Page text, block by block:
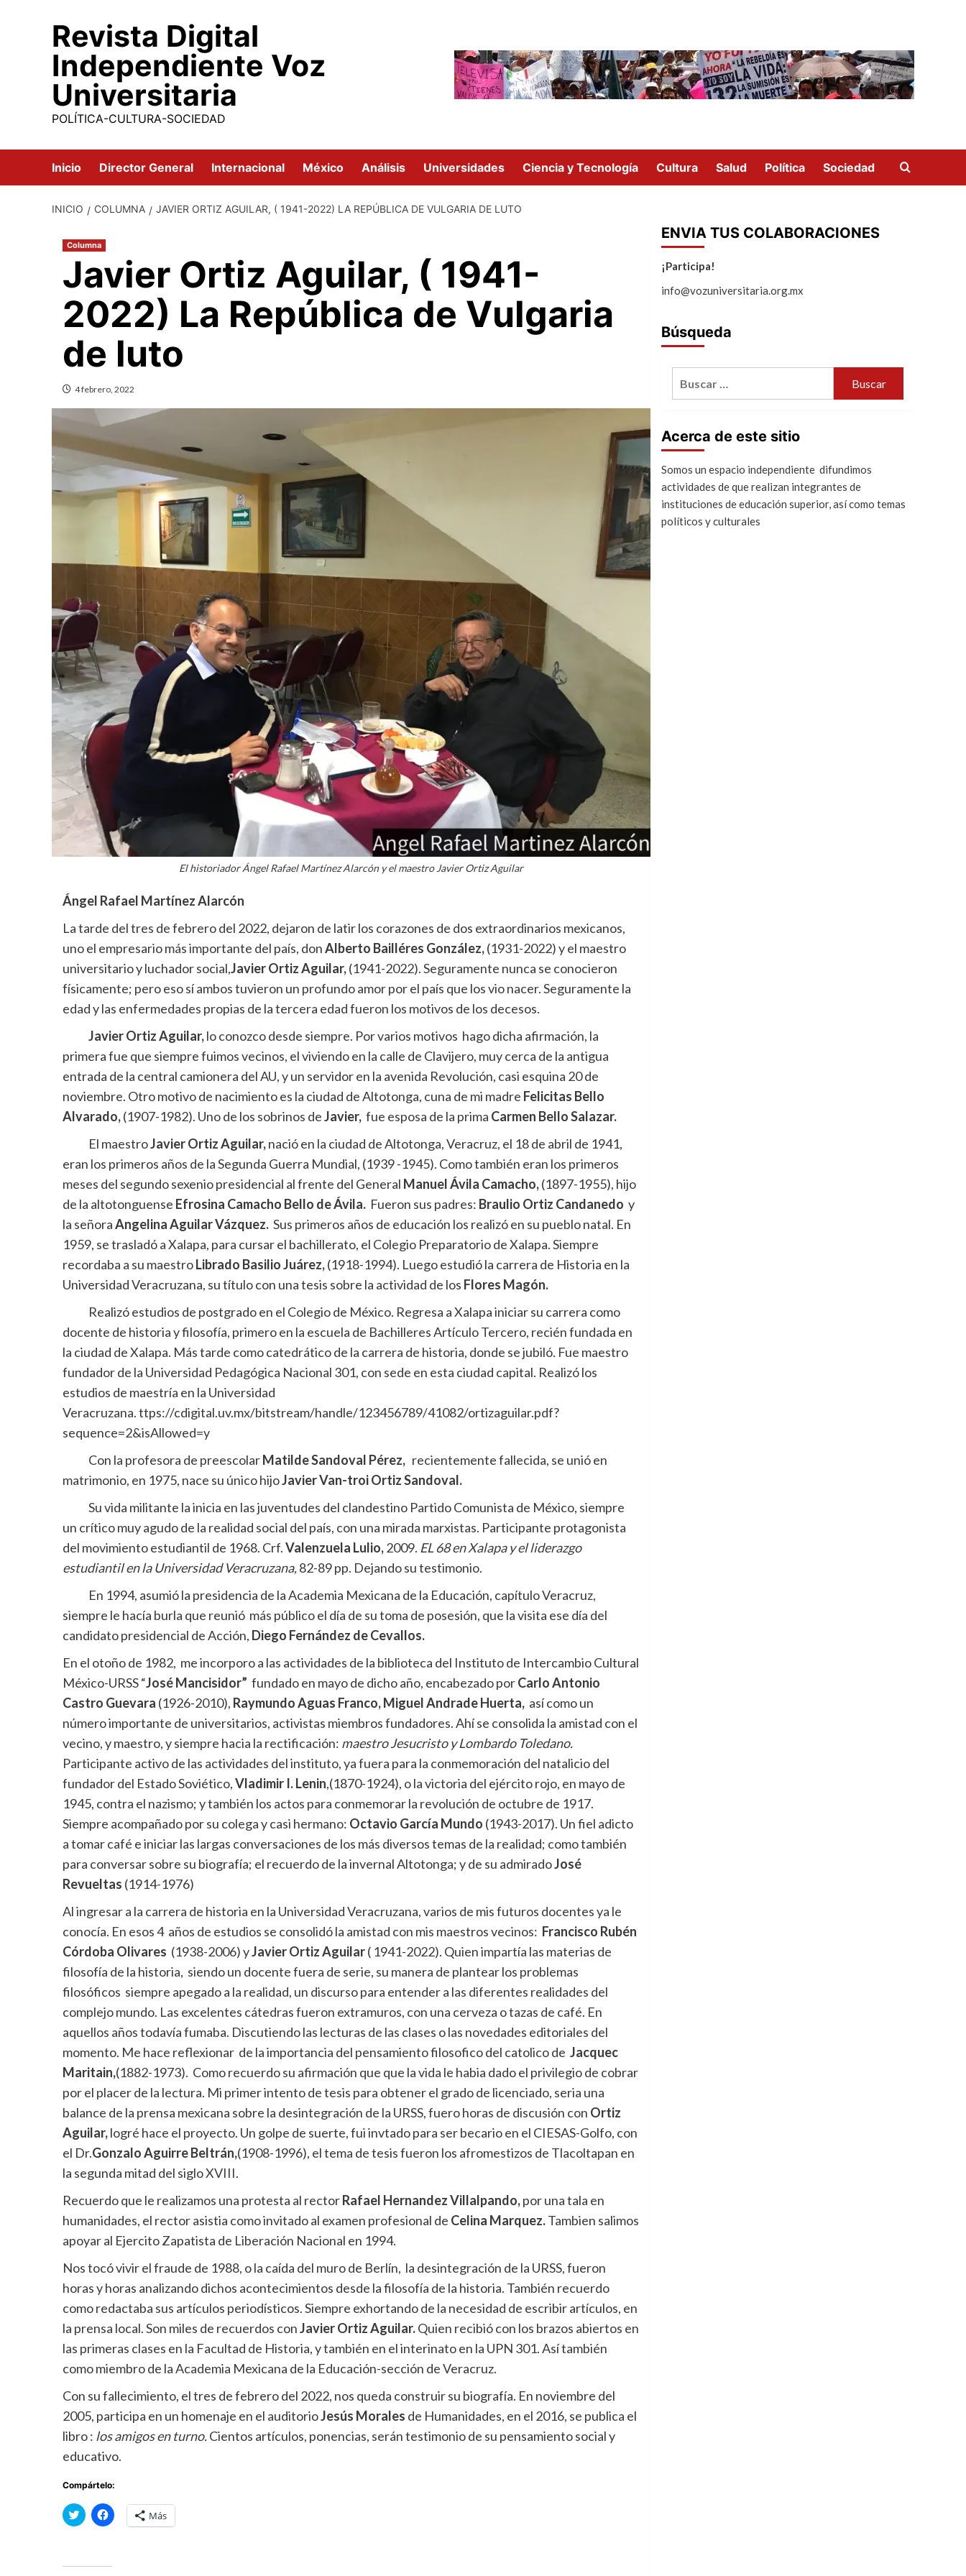
Revista Digital
Independiente Voz
Universitaria
POLÍTICA-CULTURA-SOCIEDAD
Inicio Director General Internacional México Análisis Universidades Ciencia y Tecnología Cultura Salud Política Sociedad
INICIO COLUMNA JAVIER ORTIZ AGUILAR, ( 1941-2022) LA REPÚBLICA DE VULGARIA DE LUTO
Columna
Javier Ortiz Aguilar, ( 1941-
2022) La República de Vulgaria
de luto
4 febrero, 2022
El historiador Ángel Rafael Martínez Alarcón y el maestro Javier Ortiz Aguilar
Ángel Rafael Martínez Alarcón
La tarde del tres de febrero del 2022, dejaron de latir los corazones de dos extraordinarios mexicanos,
uno el empresario más importante del país, donAlberto Bailléres González,(1931-2022) y el maestro
universitario y luchador social,Javier Ortiz Aguilar,(1941-2022). Seguramente nunca se conocieron
físicamente; pero eso sí ambos tuvieron un profundo amor por el país que los vio nacer. Seguramente la
edad y las enfermedades propias de la tercera edad fueron los motivos de los decesos.
Javier Ortiz Aguilar,lo conozco desde siempre. Por varios motivos hago dicha afirmación, la
primera fue que siempre fuimos vecinos, el viviendo en la calle de Clavijero, muy cerca de la antigua
entrada de la central camionera del AU, y un servidor en la avenida Revolución, casi esquina 20 de
noviembre. Otro motivo de nacimiento es la ciudad de Altotonga, cuna de mi madre Felicitas Bello
Alvarado,(1907-1982). Uno de los sobrinos deJavier, fue esposa de la prima Carmen Bello Salazar.
El maestroJavier Ortiz Aguilar,nació en la ciudad de Altotonga, Veracruz, el 18 de abril de 1941,
eran los primeros años de la Segunda Guerra Mundial, (1939 -1945). Como también eran los primeros
meses del segundo sexenio presidencial al frente del General Manuel Ávila Camacho,(1897-1955), hijo
de la altotonguense Efrosina Camacho Bello de Ávila. Fueron sus padres: Braulio Ortiz Candanedo y
la señoraAngelina Aguilar Vázquez. Sus primeros años de educación los realizó en su pueblo natal. En
1959, se trasladó a Xalapa, para cursar el bachillerato, el Colegio Preparatorio de Xalapa. Siempre
recordaba a su maestroLibrado Basilio Juárez,(1918-1994). Luego estudió la carrera de Historia en la
Universidad Veracruzana, su título con una tesis sobre la actividad de los Flores Magón.
Realizó estudios de postgrado en el Colegio de México. Regresa a Xalapa iniciar su carrera como
docente de historia y filosofía, primero en la escuela de Bachilleres Artículo Tercero, recién fundada en
la ciudad de Xalapa. Más tarde como catedrático de la carrera de historia, donde se jubiló. Fue maestro
fundador de la Universidad Pedagógica Nacional 301, con sede en esta ciudad capital. Realizó los
estudios de maestría en la Universidad
Veracruzana. ttps://cdigital.uv.mx/bitstream/handle/123456789/41082/ortizaguilar.pdf?
sequence=2&isAllowed=y
Con la profesora de preescolarMatilde Sandoval Pérez, recientemente fallecida, se unió en
matrimonio, en 1975, nace su único hijoJavier Van-troi Ortiz Sandoval.
Su vida militante la inicia en las juventudes del clandestino Partido Comunista de México, siempre
un crítico muy agudo de la realidad social del país, con una mirada marxistas. Participante protagonista
del movimiento estudiantil de 1968. Crf.Valenzuela Lulio,2009. EL 68 en Xalapa y el liderazgo
estudiantil en la Universidad Veracruzana,82-89 pp. Dejando su testimonio.
En 1994, asumió la presidencia de la Academia Mexicana de la Educación, capítulo Veracruz,
siempre le hacía burla que reunió más público el día de su toma de posesión, que la visita ese día del
candidato presidencial de Acción, Diego Fernández de Cevallos.
En el otoño de 1982, me incorporo a las actividades de la biblioteca del Instituto de Intercambio Cultural
México-URSS “José Mancisidor” fundado en mayo de dicho año, encabezado porCarlo Antonio
Castro Guevara (1926-2010), Raymundo Aguas Franco,Miguel Andrade Huerta, así como un
número importante de universitarios, activistas miembros fundadores. Ahí se consolida la amistad con el
vecino, y maestro, y siempre hacia la rectificación: maestro Jesucristo y Lombardo Toledano.
Participante activo de las actividades del instituto, ya fuera para la conmemoración del natalicio del
fundador del Estado Soviético,Vladimir I. Lenin,(1870-1924), o la victoria del ejército rojo, en mayo de
1945, contra el nazismo; y también los actos para conmemorar la revolución de octubre de 1917.
Siempre acompañado por su colega y casi hermano: Octavio García Mundo (1943-2017). Un fiel adicto
a tomar café e iniciar las largas conversaciones de los más diversos temas de la realidad; como también
para conversar sobre su biografía; el recuerdo de la invernal Altotonga; y de su admiradoJosé
Revueltas (1914-1976)
Al ingresar a la carrera de historia en la Universidad Veracruzana, varios de mis futuros docentes ya le
conocía. En esos 4 años de estudios se consolidó la amistad con mis maestros vecinos: Francisco Rubén
Córdoba Olivares (1938-2006) yJavier Ortiz Aguilar( 1941-2022). Quien impartía las materias de
filosofía de la historia, siendo un docente fuera de serie, su manera de plantear los problemas
filosóficos siempre apegado a la realidad, un discurso para entender a las diferentes realidades del
complejo mundo. Las excelentes cátedras fueron extramuros, con una cerveza o tazas de café. En
aquellos años todavía fumaba. Discutiendo las lecturas de las clases o las novedades editoriales del
momento. Me hace reflexionar de la importancia del pensamiento filosofico del catolico de Jacquec
Maritain,(1882-1973). Como recuerdo su afirmación que que la vida le habia dado el privilegio de cobrar
por el placer de la lectura. Mi primer intento de tesis para obtener el grado de licenciado, seria una
balance de la prensa mexicana sobre la desintegración de la URSS, fuero horas de discusión con Ortiz
Aguilar,logré hace el proyecto. Un golpe de suerte, fui invtado para ser becario en el CIESAS-Golfo, con
el Dr.Gonzalo Aguirre Beltrán,(1908-1996), el tema de tesis fueron los afromestizos de Tlacoltapan en
la segunda mitad del siglo XVIII.
Recuerdo que le realizamos una protesta al rectorRafael Hernandez Villalpando,por una tala en
humanidades, el rector asistia como invitado al examen profesional de Celina Marquez.Tambien salimos
apoyar al Ejercito Zapatista de Liberación Nacional en 1994.
Nos tocó vivir el fraude de 1988, o la caída del muro de Berlín, la desintegración de la URSS, fueron
horas y horas analizando dichos acontecimientos desde la filosofía de la historia. También recuerdo
como redactaba sus artículos periodísticos. Siempre exhortando de la necesidad de escribir artículos, en
la prensa local. Son miles de recuerdos conJavier Ortiz Aguilar.Quien recibió con los brazos abiertos en
las primeras clases en la Facultad de Historia, y también en el interinato en la UPN 301. Así también
como miembro de la Academia Mexicana de la Educación-sección de Veracruz.
Con su fallecimiento, el tres de febrero del 2022, nos queda construir su biografía. En noviembre del
2005, participa en un homenaje en el auditorioJesús Morales de Humanidades, en el 2016, se publica el
libro : los amigos en turno.Cientos artículos, ponencias, serán testimonio de su pensamiento social y
educativo.
Compártelo:
Haz
clic
(Se
Haz
clic
(Se
Más
ENVIA TUS COLABORACIONES
¡Participa!
info@vozuniversitaria.org.mx
Búsqueda
Acerca de este sitio
Somos un espacio independiente difundimos
actividades de que realizan integrantes de
instituciones de educación superior, así como temas
políticos y culturales